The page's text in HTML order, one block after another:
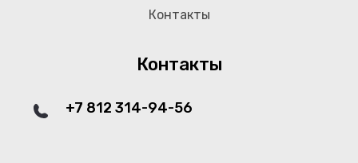
Контакты
Контакты
+7 812 314-94-56